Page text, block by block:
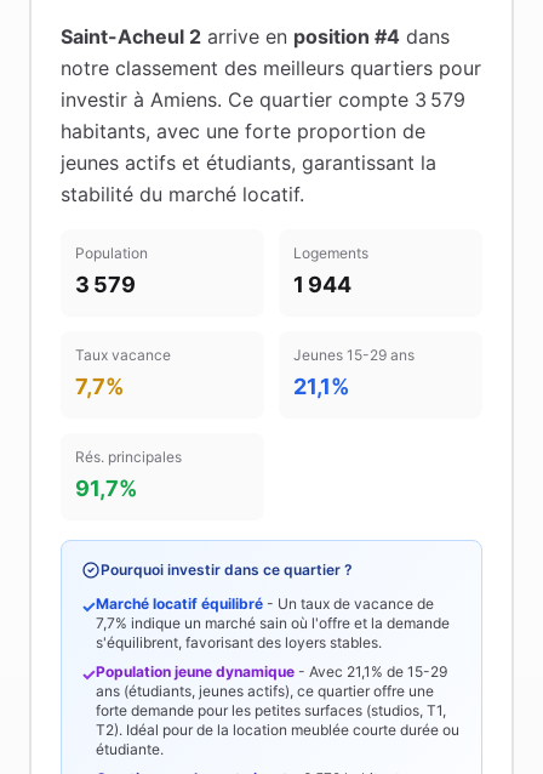
Saint-Acheul 2 arrive en position #4 dans
notre classement des meilleurs quartiers pour
investir à Amiens. Ce quartier compte 3 579
habitants, avec une forte proportion de
jeunes actifs et étudiants, garantissant la
stabilité du marché locatif.
Population
3 579
Logements
1 944
Taux vacance
7,7%
Jeunes 15-29 ans
21,1%
Rés. principales
91,7%
Pourquoi investir dans ce quartier ?
✓Marché locatif équilibré - Un taux de vacance de
7,7% indique un marché sain où l'offre et la demande
s'équilibrent, favorisant des loyers stables.
✓Population jeune dynamique - Avec 21,1% de 15-29
ans (étudiants, jeunes actifs), ce quartier offre une
forte demande pour les petites surfaces (studios, T1,
T2). Idéal pour de la location meublée courte durée ou
étudiante.